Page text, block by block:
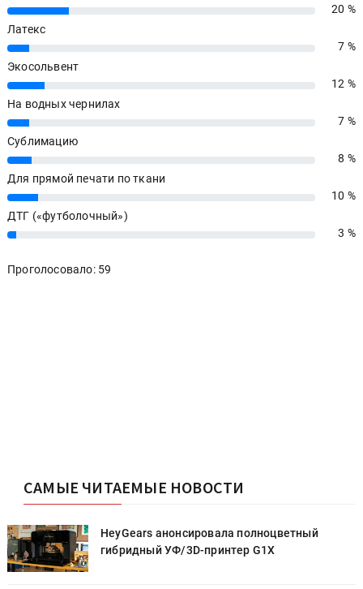
20%
20 %
Латекс
7%
7 %
Экосольвент
12%
12 %
На водных чернилах
7%
7 %
Сублимацию
8%
8 %
Для прямой печати по ткани
10%
10 %
ДТГ («футболочный»)
3% 3 %
Проголосовало: 59
САМЫЕ ЧИТАЕМЫЕ НОВОСТИ
HeyGears анонсировала полноцветный
гибридный УФ/3D-принтер G1X